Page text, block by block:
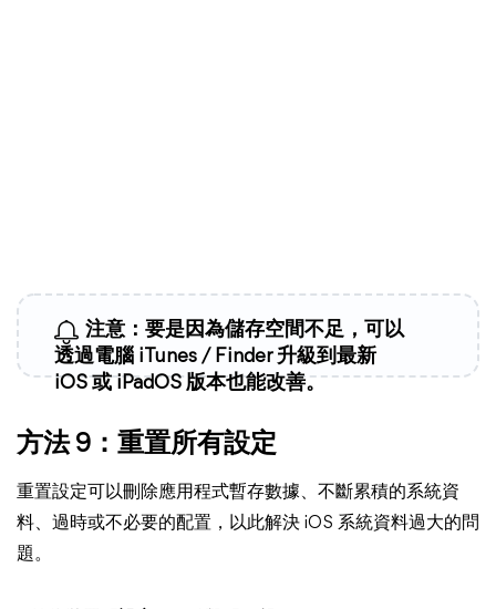
注意：要是因為儲存空間不足，可以
透過電腦 iTunes / Finder 升級到最新
iOS 或 iPadOS 版本也能改善。
方法 9：重置所有設定
重置設定可以刪除應用程式暫存數據、不斷累積的系統資
料、過時或不必要的配置，以此解決 iOS 系統資料過大的問
題。